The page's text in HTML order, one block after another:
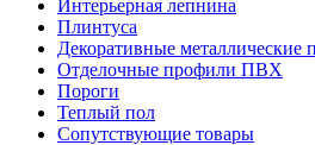
Интерьерная лепнина
Плинтуса
Декоративные металлические
Отделочные профили ПВХ
Пороги
Теплый пол
Сопутствующие товары